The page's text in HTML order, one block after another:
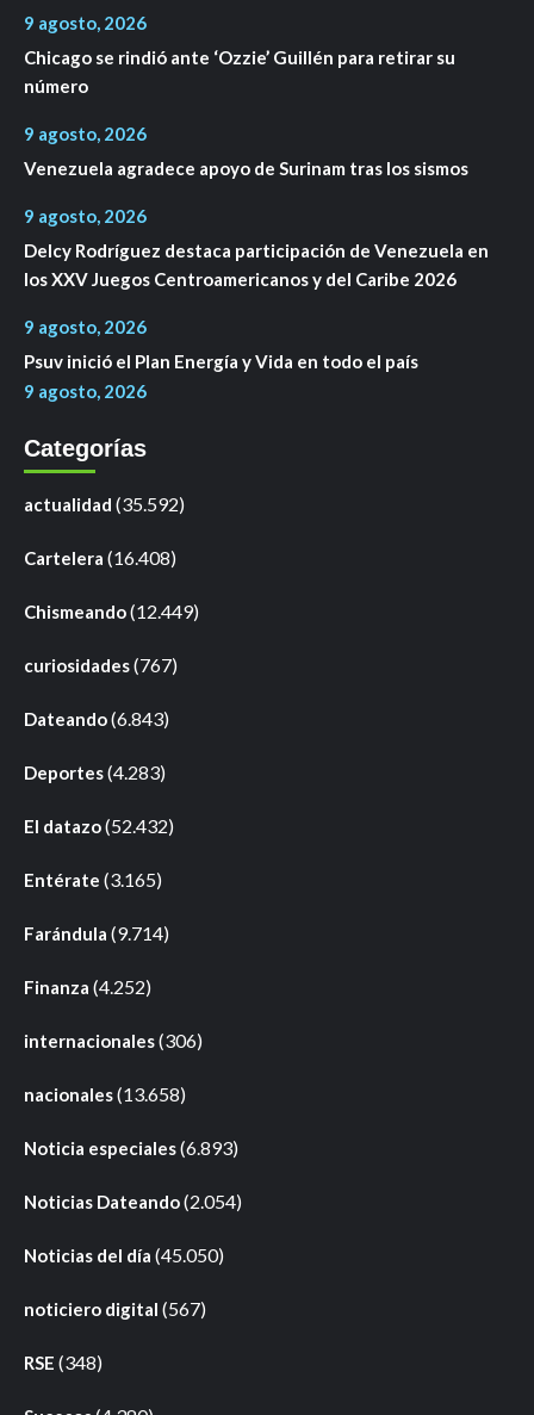
9 agosto, 2026
Chicago se rindió ante ‘Ozzie’ Guillén para retirar su
número
9 agosto, 2026
Venezuela agradece apoyo de Surinam tras los sismos
9 agosto, 2026
Delcy Rodríguez destaca participación de Venezuela en
los XXV Juegos Centroamericanos y del Caribe 2026
9 agosto, 2026
Psuv inició el Plan Energía y Vida en todo el país
9 agosto, 2026
Categorías
actualidad (35.592)
Cartelera (16.408)
Chismeando(12.449)
curiosidades(767)
Dateando(6.843)
Deportes(4.283)
El datazo(52.432)
Entérate (3.165)
Farándula (9.714)
Finanza (4.252)
internacionales(306)
nacionales(13.658)
Noticia especiales(6.893)
Noticias Dateando(2.054)
Noticias del día (45.050)
noticiero digital (567)
RSE (348)